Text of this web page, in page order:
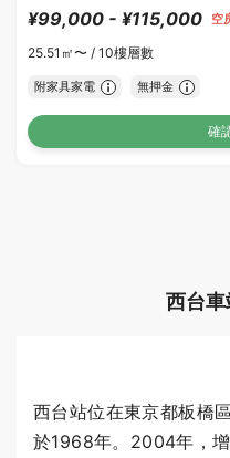
¥99,000 - ¥115,000 空
25.51㎡〜 / 10樓層數
附家具家電 無押金
確
西台車
西台站位在東京都板橋
於1968年。2004年，